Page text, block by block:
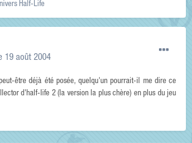
Half-Life
19 août 2004
être déjà été posée, quelqu'un pourrait-il me dire ce
d'half-life 2 (la version la plus chère) en plus du jeu